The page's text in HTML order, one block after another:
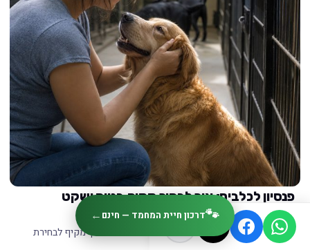
פנסיון לכלבים: איך לבחור מקום בטוח ושקט
לחופשה רגועה לכלב שלך
איך בוחרים פנסיון לכלבים לחופשה משפחתית? מדריך מקיף לבחירת
🐾דרכון חיית המחמד — חינם ←